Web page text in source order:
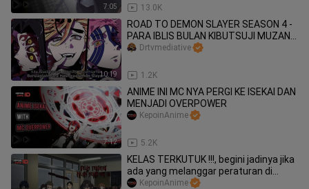
7:05 13.0K
10:19
ROAD TO DEMON SLAYER SEASON 4 -
PARA IBLIS BULAN KIBUTSUJI MUZAN-
ANIME SPRING 2024
1.2K
Drtvmediative
7:12
ANIME INI MC NYA PERGI KE ISEKAI DAN
MENJADI OVERPOWER
5.2K
KepoinAnime
KELAS TERKUTUK !!!, begini jadinya jika
ada yang melanggar peraturan di
sekolahnya, NGERI CUY!!!😱
KepoinAnime